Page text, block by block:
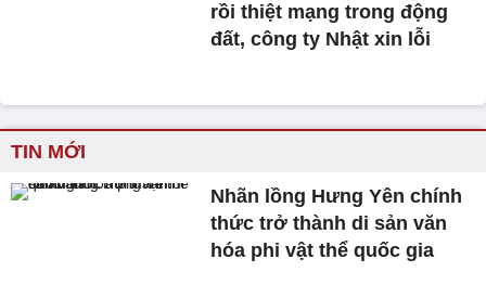
rồi thiệt mạng trong động
đất, công ty Nhật xin lỗi
TIN MỚI
Nhãn lồng Hưng Yên chính
thức trở thành di sản văn
hóa phi vật thể quốc gia